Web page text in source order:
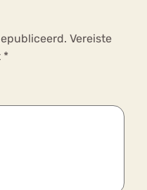
Vereiste
*